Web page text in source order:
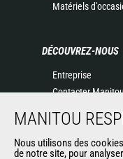
Matériels
DÉCOUVREZ-NOUS
Entreprise
Contacter
Politique de
Evénements
MANITOU
Nous utilisons des
de notre site, pour